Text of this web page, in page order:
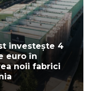
investește 4
euro în
noii fabrici